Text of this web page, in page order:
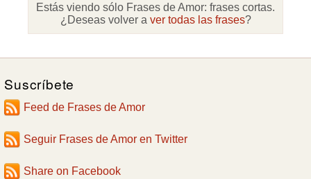
Estás viendo sólo Frases de Amor: frases cortas.
¿Deseas volver a ver todas las frases?
Suscríbete
Feed de Frases de Amor
Seguir Frases de Amor en Twitter
Share on Facebook